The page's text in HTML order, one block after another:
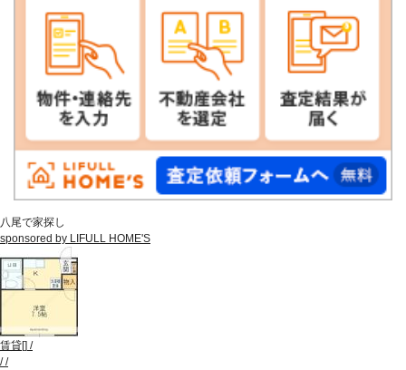
八尾で家探し
sponsored by LIFULL HOME'S
賃貸[] /
//